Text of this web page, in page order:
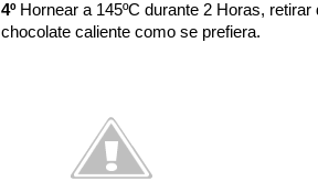
4ºHornear a 145ºC durante 2 Horas,
chocolate caliente como se prefiera.